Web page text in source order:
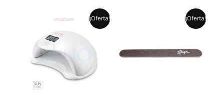
¡Oferta!
El
original
era:
49,99 €.
precio
actual
41,31 €.
¡Oferta!
era:
44,67 €.
precio
es:
38,85 €.